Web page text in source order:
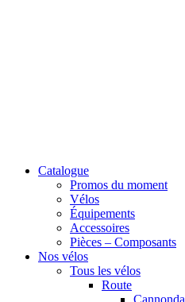
Catalogue
Promos du moment
Vélos
Équipements
Accessoires
Pièces – Composants
Nos vélos
Tous les vélos
Route